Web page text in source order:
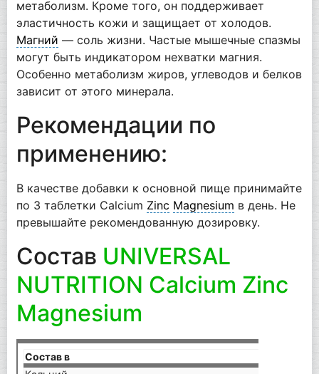
метаболизм. Кроме того, он поддерживает
эластичность кожи и защищает от холодов.
Магний — соль жизни. Частые мышечные спазмы
могут быть индикатором нехватки магния.
Особенно метаболизм жиров, углеводов и белков
зависит от этого минерала.
Рекомендации по
применению:
В качестве добавки к основной пище принимайте
по 3 таблетки Calcium Zinc Magnesium в день. Не
превышайте рекомендованную дозировку.
Состав UNIVERSAL
NUTRITION Calcium Zinc
Magnesium
Состав в